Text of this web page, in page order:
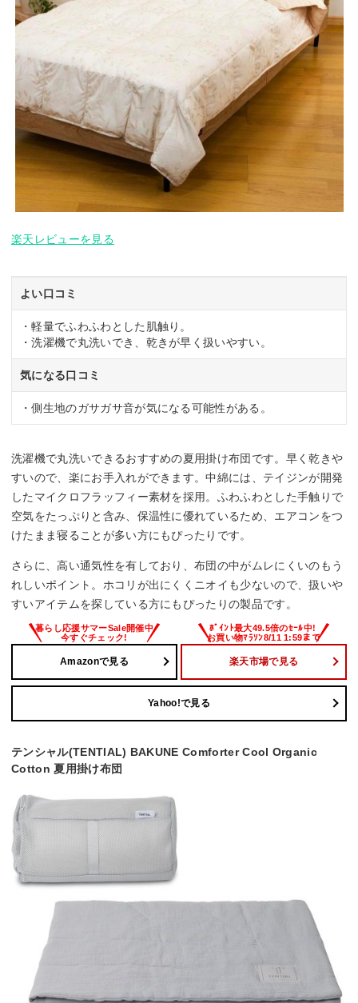
楽天レビューを見る
よい口コミ
・軽量でふわふわとした肌触り。
・洗濯機で丸洗いでき、乾きが早く扱いやすい。
気になる口コミ
・側生地のガサガサ音が気になる可能性がある。
洗濯機で丸洗いできるおすすめの夏用掛け布団です。早く乾きや
すいので、楽にお手入れができます。中綿には、テイジンが開発
したマイクロフラッフィー素材を採用。ふわふわとした手触りで
空気をたっぷりと含み、保温性に優れているため、エアコンをつ
けたまま寝ることが多い方にもぴったりです。
さらに、高い通気性を有しており、布団の中がムレにくいのもう
れしいポイント。ホコリが出にくくニオイも少ないので、扱いや
すいアイテムを探している方にもぴったりの製品です。
Amazonで見る 楽天市場で見る
Yahoo!で見る
テンシャル(TENTIAL) BAKUNE Comforter Cool Organic
Cotton 夏用掛け布団